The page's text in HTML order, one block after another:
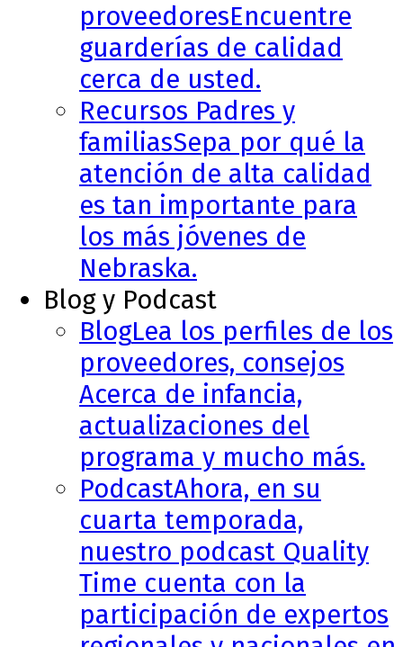
proveedoresEncuentre
guarderías de calidad
cerca de usted.
Recursos Padres y
familiasSepa por qué la
atención de alta calidad
es tan importante para
los más jóvenes de
Nebraska.
Blog y Podcast
BlogLea los perfiles de los
proveedores, consejos
Acerca de infancia,
actualizaciones del
programa y mucho más.
PodcastAhora, en su
cuarta temporada,
nuestro podcast Quality
Time cuenta con la
participación de expertos